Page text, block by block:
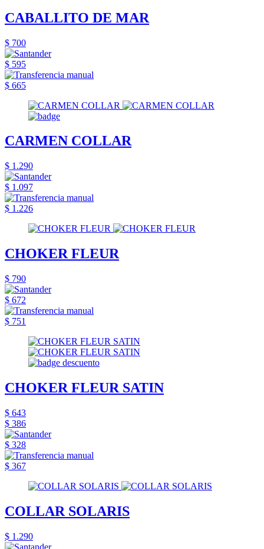
CABALLITO DE MAR
$ 700
$ 595
$ 665
CARMEN COLLAR
$ 1.290
$ 1.097
$ 1.226
CHOKER FLEUR
$ 790
$ 672
$ 751
CHOKER FLEUR SATIN
$ 643
$ 386
$ 328
$ 367
COLLAR SOLARIS
$ 1.290